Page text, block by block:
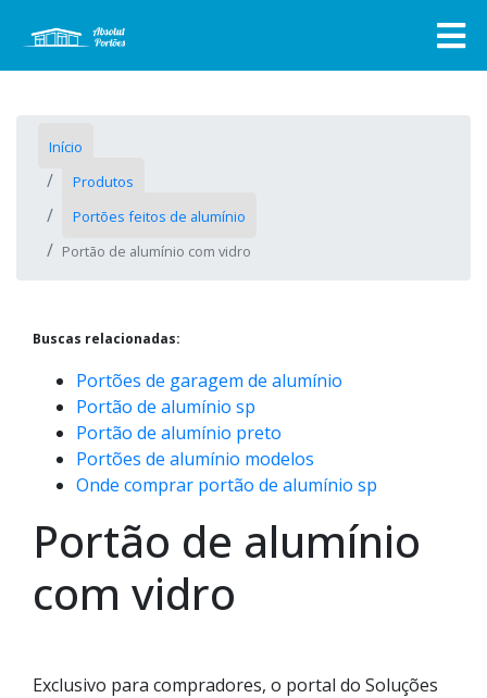
Início
Produtos
Portões feitos de alumínio
Portão de alumínio com vidro
Buscas relacionadas:
Portões de garagem de alumínio
Portão de alumínio sp
Portão de alumínio preto
Portões de alumínio modelos
Onde comprar portão de alumínio sp
Portão de alumínio
com vidro
Exclusivo para compradores, o portal do Soluções